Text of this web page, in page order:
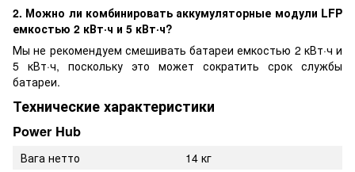
2. Можно ли комбинировать аккумуляторные модули LFP
емкостью 2 кВт·ч и 5 кВт·ч?
Мы не рекомендуем смешивать батареи емкостью 2 кВт·ч и
5 кВт·ч, поскольку это может сократить срок службы
батареи.
Технические характеристики
Power Hub
Вага нетто
14 кг